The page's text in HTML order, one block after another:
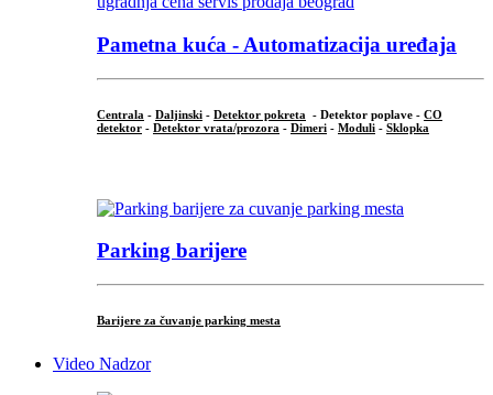
Pametna kuća - Automatizacija uređaja
Centrala - Daljinski - Detektor pokreta - Detektor poplave - CO
detektor - Detektor vrata/prozora - Dimeri - Moduli - Sklopka
Parking barijere
Barijere za čuvanje parking mesta
Video Nadzor